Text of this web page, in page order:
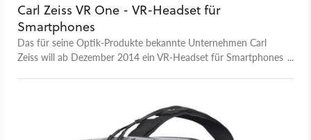
Carl Zeiss VR One - VR-Headset für
Smartphones
Das für seine Optik-Produkte bekannte Unternehmen Carl
Zeiss will ab Dezember 2014 ein VR-Headset für Smartphones